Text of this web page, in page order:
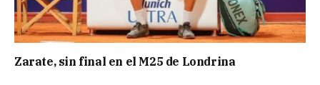
Zarate, sin final en el M25 de Londrina